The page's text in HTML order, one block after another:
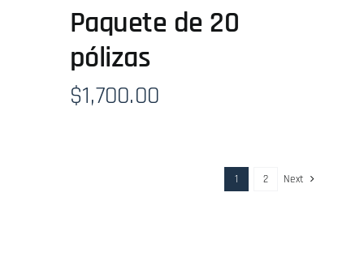
Paquete de 20
pólizas
$1,700.00
1 2 Next